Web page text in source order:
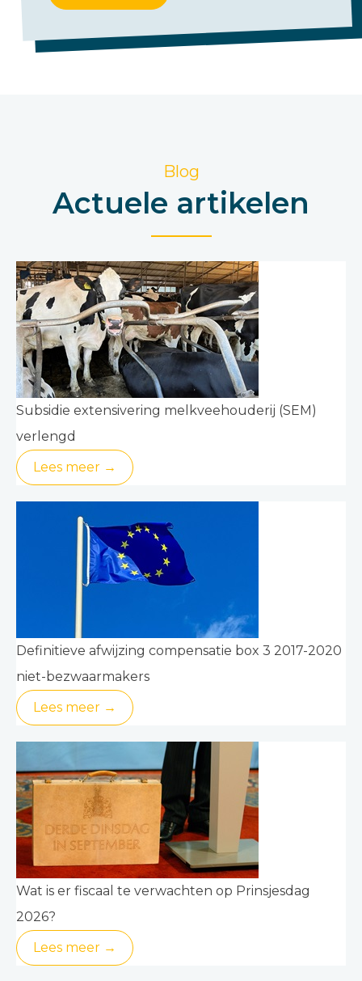
Blog
Actuele artikelen
Subsidie extensivering melkveehouderij (SEM)
verlengd
Lees meer →
Definitieve afwijzing compensatie box 3 2017-2020
niet-bezwaarmakers
Lees meer →
Wat is er fiscaal te verwachten op Prinsjesdag
2026?
Lees meer →